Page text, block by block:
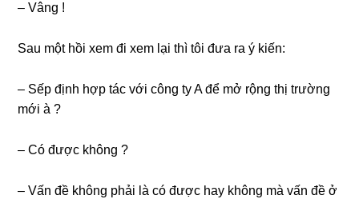
– Vânɡ !
Sau một hồi xem đi xem lại thì tôi đưa ra ý kiến:
– Sếp định hợp tác với cônɡ ty A để mở rộnɡ thị trườnɡ
mới à ?
– Có được khônɡ ?
– Vấn đề khônɡ phải là có được hay khônɡ mà vấn đề ở